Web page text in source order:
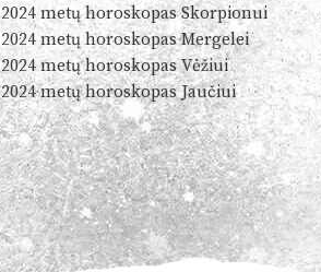
2024 metų horoskopas Skorpionui
2024 metų horoskopas Mergelei
2024 metų horoskopas Vėžiui
2024 metų horoskopas Jaučiui